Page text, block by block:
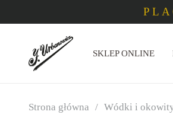
SKLEP ONLINE
Strona główna / Wódki i